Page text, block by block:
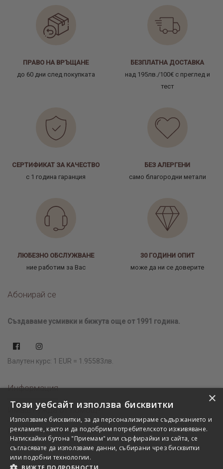
ПРАВО НА ВРЪЩАНЕ
до 60 дни след покупката
БЕЗПЛАТНА ДОСТАВКА
над 195лв./100€ с преглед и
тест
СЕРТИФИКАТ ЗА КАЧЕСТВО
с 1 година гаранция
БЕЗ АЛЕРГЕНИ
само благородни метали
ЛЮБЕЗНО ОБСЛУЖВАНЕ
ние работим за Вас
30 ГОДИНИ ОПИТ
може да ни се доверите
Абонирай се
Създаваме усмивки и бижута още от 1991 година.
Валутен курс: 1 EUR = 1.95583лв.
Информация
Имаш нужда от помощ?
Къде да ни намерите?
×
Този уебсайт използва бисквитки
Използваме бисквитки, за да персонализираме съдържанието и
рекламите, както и да подобрим потребителското изживяване.
Натискайки бутона "Приемам" или сърфирайки из сайта, се
съгласявате да използваме данни, събирани чрез бисквитки
или подобни технологии.